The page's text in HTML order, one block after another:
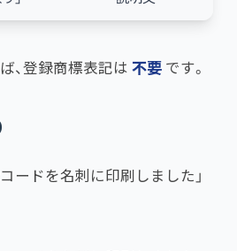
、登録商標表記は 不要 です。
コードを名刺に印刷しました」